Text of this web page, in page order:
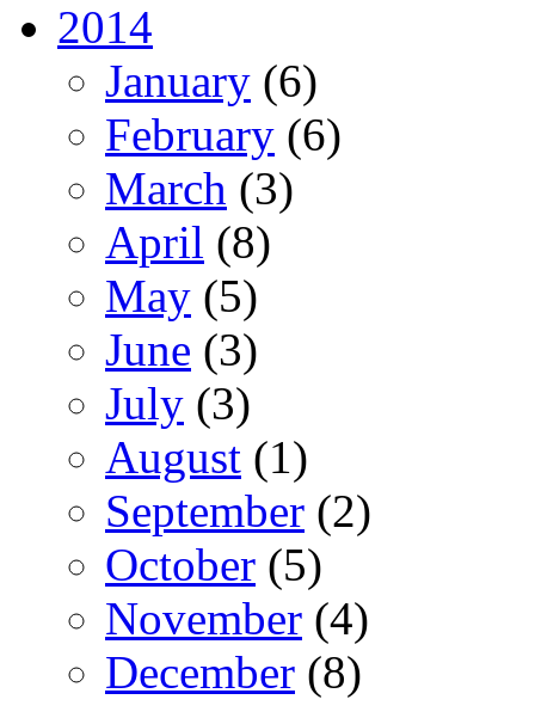
2014
January (6)
February (6)
March (3)
April (8)
May (5)
June (3)
July (3)
August (1)
September (2)
October (5)
November (4)
December (8)